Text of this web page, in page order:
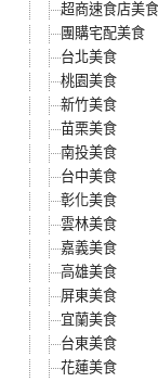
超商速食店美食
團購宅配美食
台北美食
桃園美食
新竹美食
苗栗美食
南投美食
台中美食
彰化美食
雲林美食
嘉義美食
高雄美食
屏東美食
宜蘭美食
台東美食
花蓮美食